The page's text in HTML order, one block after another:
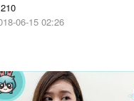
06-15 02:26